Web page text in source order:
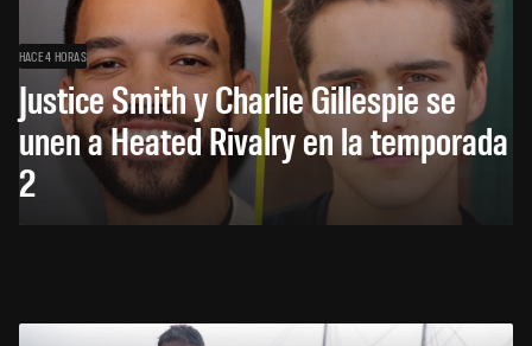
HACE 4 HORAS
Justice Smith y Charlie Gillespie se
unen a Heated Rivalry en la temporada
2